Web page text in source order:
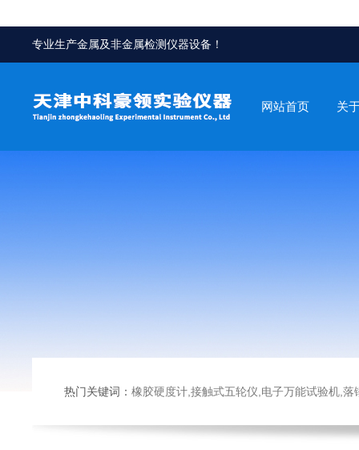
专业生产金属及非金属检测仪器设备！
网站首页 关
热门关键词： 橡胶硬度计,接触式五轮仪,电子万能试验机,落锤冲击试验机,数显